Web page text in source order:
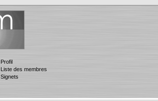
Profil
Liste des membres
Signets